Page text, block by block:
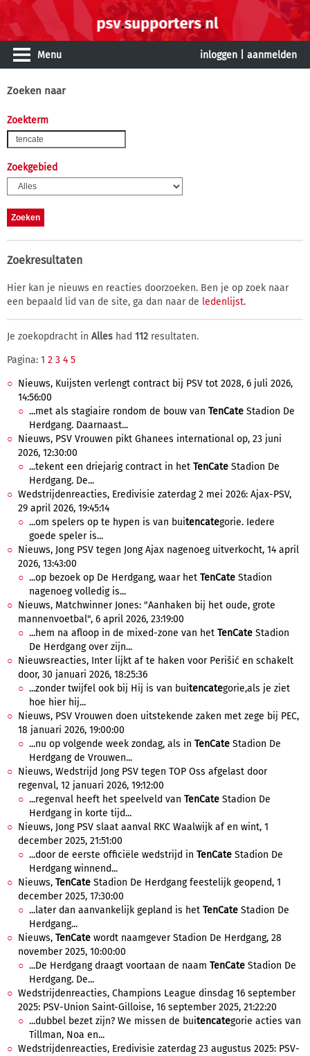
Menu inloggen aanmelden
Zoeken naar
Zoekterm
Zoekgebied
Zoekresultaten
Hier kan je nieuws en reacties doorzoeken. Ben je op zoek naar
een bepaald lid van de site, ga dan naar de ledenlijst.
Je zoekopdracht in Alles had 112 resultaten.
Pagina: 1 2 3 4 5
Nieuws, Kuijsten verlengt contract bij PSV tot 2028, 6 juli 2026,
14:56:00
...met als stagiaire rondom de bouw van TenCate Stadion De
Herdgang. Daarnaast...
Nieuws, PSV Vrouwen pikt Ghanees international op, 23 juni
2026, 12:30:00
...tekent een driejarig contract in het TenCate Stadion De
Herdgang. De...
Wedstrijdenreacties, Eredivisie zaterdag 2 mei 2026: Ajax-PSV,
29 april 2026, 19:45:14
...om spelers op te hypen is van buitencategorie. Iedere
goede speler is...
Nieuws, Jong PSV tegen Jong Ajax nagenoeg uitverkocht, 14 april
2026, 13:43:00
...op bezoek op De Herdgang, waar het TenCate Stadion
nagenoeg volledig is...
Nieuws, Matchwinner Jones: "Aanhaken bij het oude, grote
mannenvoetbal", 6 april 2026, 23:19:00
...hem na afloop in de mixed-zone van het TenCate Stadion
De Herdgang over zijn...
Nieuwsreacties, Inter lijkt af te haken voor Perišić en schakelt
door, 30 januari 2026, 18:25:36
...zonder twijfel ook bij Hij is van buitencategorie,als je ziet
hoe hier hij...
Nieuws, PSV Vrouwen doen uitstekende zaken met zege bij PEC,
18 januari 2026, 19:00:00
...nu op volgende week zondag, als in TenCate Stadion De
Herdgang de Vrouwen...
Nieuws, Wedstrijd Jong PSV tegen TOP Oss afgelast door
regenval, 12 januari 2026, 19:12:00
...regenval heeft het speelveld van TenCate Stadion De
Herdgang in korte tijd...
Nieuws, Jong PSV slaat aanval RKC Waalwijk af en wint, 1
december 2025, 21:51:00
...door de eerste officiële wedstrijd in TenCate Stadion De
Herdgang winnend...
Nieuws, TenCate Stadion De Herdgang feestelijk geopend, 1
december 2025, 17:30:00
...later dan aanvankelijk gepland is het TenCate Stadion De
Herdgang...
Nieuws, TenCate wordt naamgever Stadion De Herdgang, 28
november 2025, 10:00:00
...De Herdgang draagt voortaan de naam TenCate Stadion De
Herdgang. De...
Wedstrijdenreacties, Champions League dinsdag 16 september
2025: PSV-Union Saint-Gilloise, 16 september 2025, 21:22:20
...dubbel bezet zijn? We missen de buitencategorie acties van
Tillman, Noa en...
Wedstrijdenreacties, Eredivisie zaterdag 23 augustus 2025: PSV-